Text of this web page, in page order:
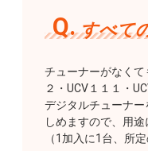
すべて
チューナーがなくて
２・UCV１１１・
デジタルチューナ
しめますので、用途
（1加入に1台、所